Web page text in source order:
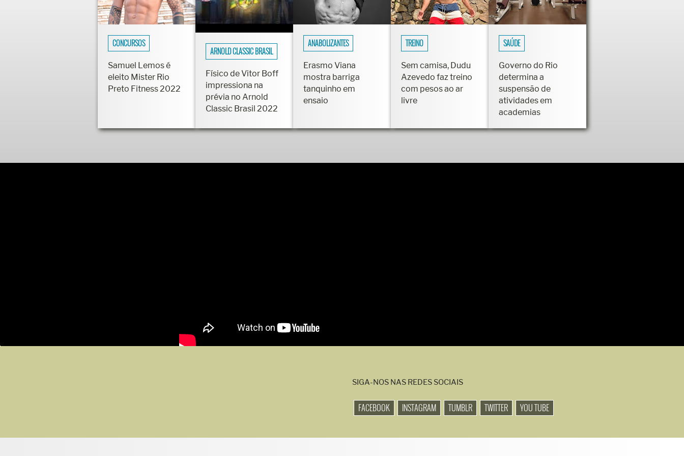
CONCURSOS
Samuel Lemos é
eleito Mister Rio
Preto Fitness 2022
ARNOLD CLASSIC BRASIL
Físico de Vitor Boff
impressiona na
prévia no Arnold
Classic Brasil 2022
ANABOLIZANTES
Erasmo Viana
mostra barriga
tanquinho em
ensaio
TREINO
Sem camisa, Dudu
Azevedo faz treino
com pesos ao ar
livre
SAÚDE
Governo do Rio
determina a
suspensão de
atividades em
academias
SIGA-NOS NAS REDES SOCIAIS
FACEBOOK INSTAGRAM TUMBLR TWITTER YOU TUBE